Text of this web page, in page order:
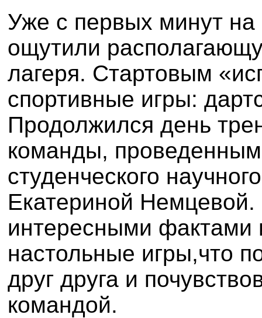
Уже с первых минут на
ощутили
лагеря. Стартовым
спортивные игры:
Продолжился день
команды,
студенческого
Екатериной Немцевой.
интересными фактами
настольные игры,что
друг друга и
командой.